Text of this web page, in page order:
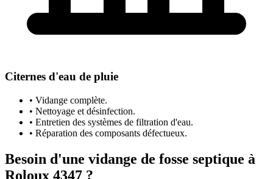
Citernes d'eau de pluie
• Vidange complète.
• Nettoyage et désinfection.
• Entretien des systèmes de filtration d'eau.
• Réparation des composants défectueux.
Besoin d'une vidange de fosse septique à
Roloux 4347 ?